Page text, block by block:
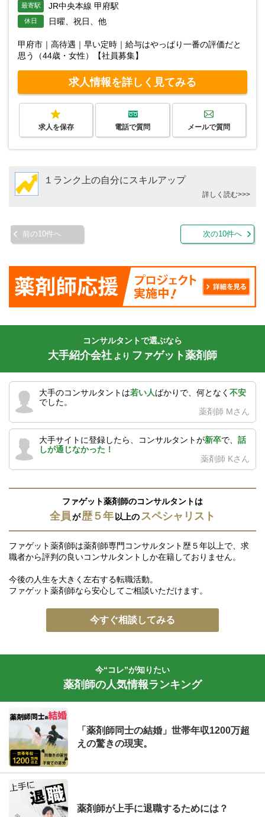
最寄駅 JR中央本線 甲府駅
休日 日曜、祝日、他
甲府市｜高待遇｜早い定時｜給与はやっぱり一番の評価だと
思う（44歳・女性）【社員募集】
求人情報を詳しく見てみる
求人を保存 電話で質問 メールで質問
１ランク上の自分にスキルアップ
詳しく読む>>>
前の10件へ 次の10件へ
コンサルタントで選ぶなら
大手紹介会社 より ファゲット薬剤師
大手のコンサルタントは若い人ばかりで、何となく 不安
でした。
薬剤師 Mさん
大手サイトに登録したら、コンサルタントが新卒で、 話
しが通じなかった！
薬剤師 Kさん
ファゲット薬剤師のコンサルタントは
全員が歴５年以上のスペシャリスト
ファゲット薬剤師は薬剤師専門コンサルタント歴５年以上で、求
職者から評判の良いコンサルタントしか在籍しておりません。
今後の人生を大きく左右する転職活動。
ファゲット薬剤師なら安心してご相談いただけます。
今すぐ相談してみる
今“コレ”が知りたい
薬剤師の人気情報ランキング
「薬剤師同士の結婚」世帯年収1200万超
えの驚きの現実。
薬剤師が上手に退職するためには？